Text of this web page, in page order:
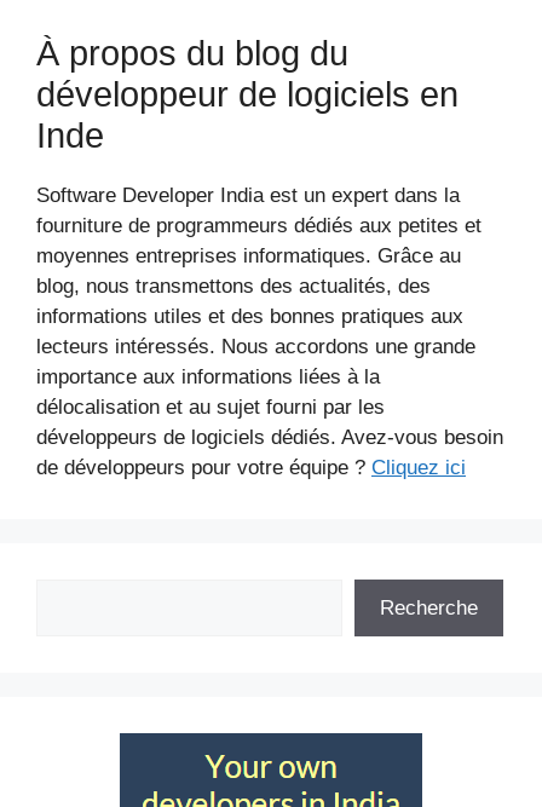
À propos du blog du
développeur de logiciels en
Inde
Software Developer India est un expert dans la
fourniture de programmeurs dédiés aux petites et
moyennes entreprises informatiques. Grâce au
blog, nous transmettons des actualités, des
informations utiles et des bonnes pratiques aux
lecteurs intéressés. Nous accordons une grande
importance aux informations liées à la
délocalisation et au sujet fourni par les
développeurs de logiciels dédiés. Avez-vous besoin
de développeurs pour votre équipe ? Cliquez ici
Recherche